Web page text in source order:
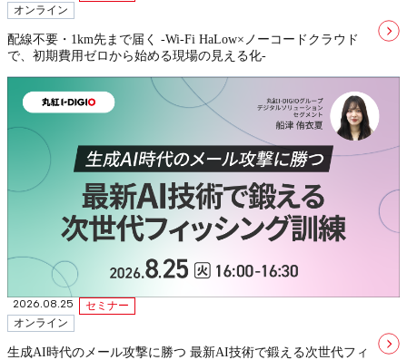
オンライン
配線不要・1km先まで届く -Wi-Fi HaLow×ノーコードクラウド
で、初期費用ゼロから始める現場の見える化-
2026.08.25
セミナー
オンライン
生成AI時代のメール攻撃に勝つ 最新AI技術で鍛える次世代フィ